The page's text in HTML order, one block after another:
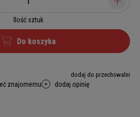
Ilość sztuk
Do koszyka
dodaj do przechowalni
znajomemu dodaj opinię